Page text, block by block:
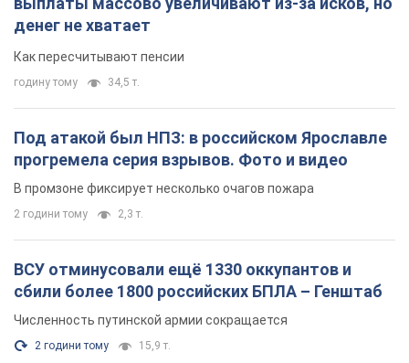
денег не хватает
Как пересчитывают пенсии
годину тому 34,5 т.
Под атакой был НПЗ: в российском Ярославле
прогремела серия взрывов. Фото и видео
В промзоне фиксирует несколько очагов пожара
2 години тому 2,3 т.
ВСУ отминусовали ещё 1330 оккупантов и
сбили более 1800 российских БПЛА – Генштаб
Численность путинской армии сокращается
2 години тому 15,9 т.